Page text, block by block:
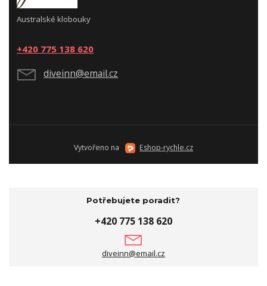
Australské klobouky
+420 775 138 620
diveinn@email.cz
Vytvořeno na Eshop-rychle.cz
Potřebujete poradit?
+420 775 138 620
diveinn@email.cz